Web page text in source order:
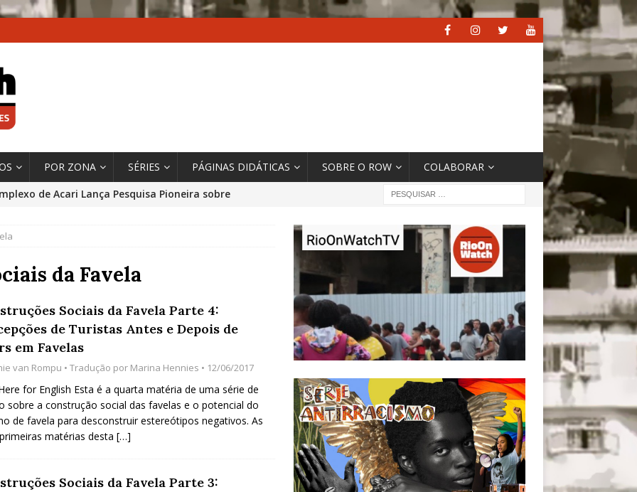
POR ZONA SÉRIES PÁGINAS DIDÁTICAS SOBRE O ROW COLABORAR
de Acari Lança Pesquisa Pioneira sobre
Contexto da Ultrapassagem Climática, ‘As Cidades
Fogo que Impulsionam a Mudança de que
Autora Coordenadora Principal de Relatório
Cidades
*DESTAQUE
Começou com uma Praça em Ramos [OPINIÃO]
Agroecológico com os Povos das Águas Reúne
e Inauguração da Feira da Praia do Remanso
COBERTURA DE EVENTOS
Nova Via Mobilidade 10 Anos Após Rio2016
da Favela
Sociais da Favela Parte 4:
de Turistas Antes e Depois de
em Favelas
van Rompu • Tradução por Marina Hennies • 12/06/2017
for English Esta é a quarta matéria de uma série de
sobre a construção social das favelas e o potencial do
de favela para desconstruir estereótipos negativos. As
matérias desta […]
Sociais da Favela Parte 3: